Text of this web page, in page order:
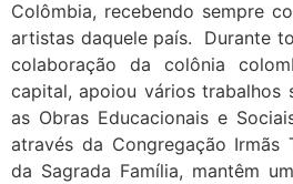
Colômbia, recebendo sempre
artistas daquele país. Durante
colaboração da colônia
capital, apoiou vários trabalhos
as Obras Educacionais e
através da Congregação Irmãs
da Sagrada Família, mantêm